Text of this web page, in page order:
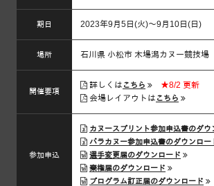
期日 2023年9月5日(火)～9月10日(日)
場所 石川県 小松市 木場潟カヌー競技場
開催要項
詳しくは こちら
★8/2 更新
会場レイアウトは こちら
参加申込
カヌースプリント参加申込書のダウ
パラカヌー参加申込書のダウンロー
選手変更届のダウンロード
棄権届のダウンロード
プログラム訂正届のダウンロード